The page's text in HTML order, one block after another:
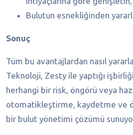
Bulutun esnekliğinden
Sonuç
Tüm bu avantajlardan nasıl
Teknoloji, Zesty ile yaptığı
herhangi bir risk, öngörü veya
otomatikleştirme, kaydetme ve
bir bulut yönetimi çözümü